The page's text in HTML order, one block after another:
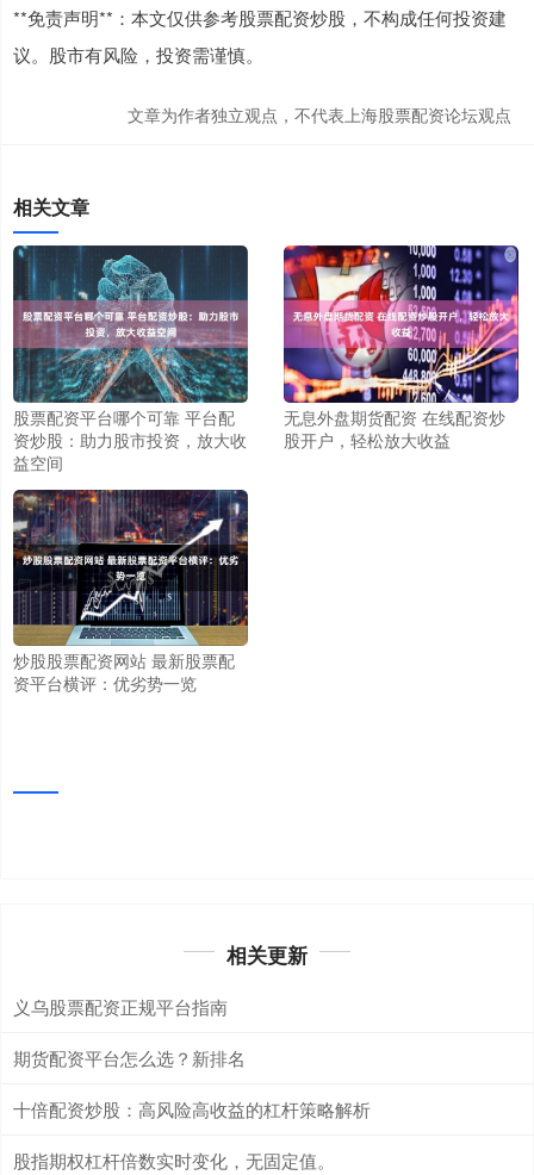
**免责声明**：本文仅供参考股票配资炒股，不构成任何投资建
议。股市有风险，投资需谨慎。
文章为作者独立观点，不代表上海股票配资论坛观点
相关文章
股票配资平台哪个可靠 平台配
资炒股：助力股市投资，放大收
益空间
无息外盘期货配资 在线配资炒
股开户，轻松放大收益
炒股股票配资网站 最新股票配
资平台横评：优劣势一览
相关更新
义乌股票配资正规平台指南
期货配资平台怎么选？新排名
十倍配资炒股：高风险高收益的杠杆策略解析
股指期权杠杆倍数实时变化，无固定值。